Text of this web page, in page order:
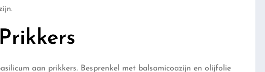
aan prikkers. Besprenkel met balsamicoazijn en olijfolie